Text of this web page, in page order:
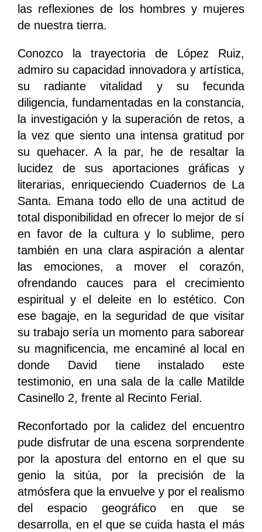
las reflexiones de los hombres y mujeres
de nuestra tierra.
Conozco la trayectoria de López Ruiz,
admiro su capacidad innovadora y artística,
su radiante vitalidad y su fecunda
diligencia, fundamentadas en la constancia,
la investigación y la superación de retos, a
la vez que siento una intensa gratitud por
su quehacer. A la par, he de resaltar la
lucidez de sus aportaciones gráficas y
literarias, enriqueciendo Cuadernos de La
Santa. Emana todo ello de una actitud de
total disponibilidad en ofrecer lo mejor de sí
en favor de la cultura y lo sublime, pero
también en una clara aspiración a alentar
las emociones, a mover el corazón,
ofrendando cauces para el crecimiento
espiritual y el deleite en lo estético. Con
ese bagaje, en la seguridad de que visitar
su trabajo sería un momento para saborear
su magnificencia, me encaminé al local en
donde David tiene instalado este
testimonio, en una sala de la calle Matilde
Casinello 2, frente al Recinto Ferial.
Reconfortado por la calidez del encuentro
pude disfrutar de una escena sorprendente
por la apostura del entorno en el que su
genio la sitúa, por la precisión de la
atmósfera que la envuelve y por el realismo
del espacio geográfico en que se
desarrolla, en el que se cuida hasta el más